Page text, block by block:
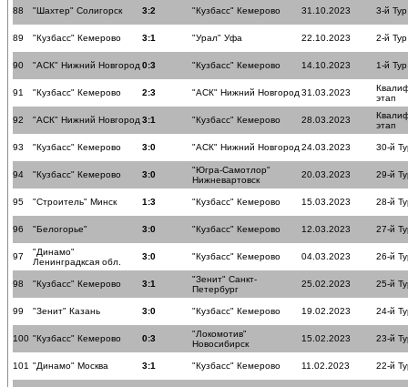
88 "Шахтер" Солигорск 3:2 "Кузбасс" Кемерово 31.10.2023 3-й Тур
89 "Кузбасс" Кемерово 3:1 "Урал" Уфа 22.10.2023 2-й Тур
90 "АСК" Нижний Новгород 0:3 "Кузбасс" Кемерово 14.10.2023 1-й Тур
91 "Кузбасс" Кемерово 2:3 "АСК" Нижний Новгород 31.03.2023
этап
92 "АСК" Нижний Новгород 3:1 "Кузбасс" Кемерово 28.03.2023
этап
93 "Кузбасс" Кемерово 3:0 "АСК" Нижний Новгород 24.03.2023 30-й
94 "Кузбасс" Кемерово 3:0
"Югра-Самотлор"
Нижневартовск
20.03.2023 29-й
95 "Строитель" Минск 1:3 "Кузбасс" Кемерово 15.03.2023 28-й
96 "Белогорье" 3:0 "Кузбасс" Кемерово 12.03.2023 27-й
97
"Динамо"
Ленинградксая обл.
3:0 "Кузбасс" Кемерово 04.03.2023 26-й
98 "Кузбасс" Кемерово 3:1
"Зенит" Санкт-
Петербург
25.02.2023 25-й
99 "Зенит" Казань 3:0 "Кузбасс" Кемерово 19.02.2023 24-й
100 "Кузбасс" Кемерово 0:3
"Локомотив"
Новосибирск
15.02.2023 23-й
101 "Динамо" Москва 3:1 "Кузбасс" Кемерово 11.02.2023 22-й